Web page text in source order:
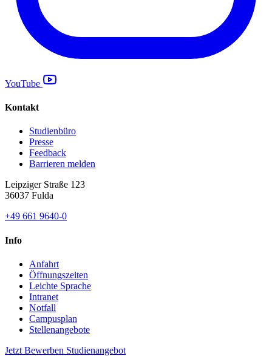
YouTube
Kontakt
Studienbüro
Presse
Feedback
Barrieren melden
Leipziger Straße 123
36037 Fulda
+49 661 9640-0
Info
Anfahrt
Öffnungszeiten
Leichte Sprache
Intranet
Notfall
Campusplan
Stellenangebote
Jetzt Bewerben Studienangebot